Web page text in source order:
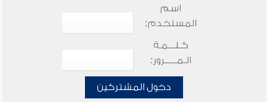
اسم
المستخدم:
كـلـــمـة
الـمـــــرور:
دخول المشتركين